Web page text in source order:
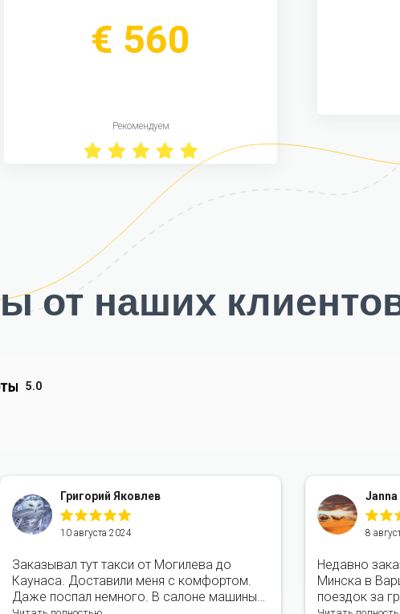
€ 560
Рекомендуем
от наших
5.0
Григорий Яковлев
10 августа 2024
Заказывал тут такси от Могилева до
Каунаса. Доставили меня с комфортом.
Даже поспал немного. В салоне машины
8
Недавно
Минска в
поездок за